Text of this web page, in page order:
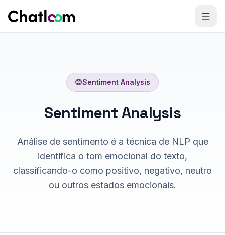
😊Sentiment Analysis
Sentiment Analysis
Análise de sentimento é a técnica de NLP que
identifica o tom emocional do texto,
classificando-o como positivo, negativo, neutro
ou outros estados emocionais.